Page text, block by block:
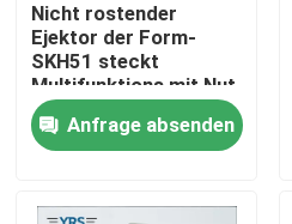
Haus
Produkte
Über uns
Nicht rostender
Ejektor der Form-
SKH51 steckt
Multifunktions mit Nut
fest
Anfrage absenden